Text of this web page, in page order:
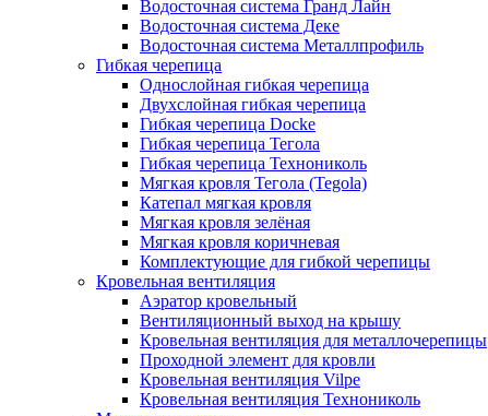
Водосточная система Гранд Лайн
Водосточная система Деке
Водосточная система Металлпрофиль
Гибкая черепица
Однослойная гибкая черепица
Двухслойная гибкая черепица
Гибкая черепица Docke
Гибкая черепица Тегола
Гибкая черепица Технониколь
Мягкая кровля Тегола (Tegola)
Катепал мягкая кровля
Мягкая кровля зелёная
Мягкая кровля коричневая
Комплектующие для гибкой черепицы
Кровельная вентиляция
Аэратор кровельный
Вентиляционный выход на крышу
Кровельная вентиляция для металлочерепицы
Проходной элемент для кровли
Кровельная вентиляция Vilpe
Кровельная вентиляция Технониколь